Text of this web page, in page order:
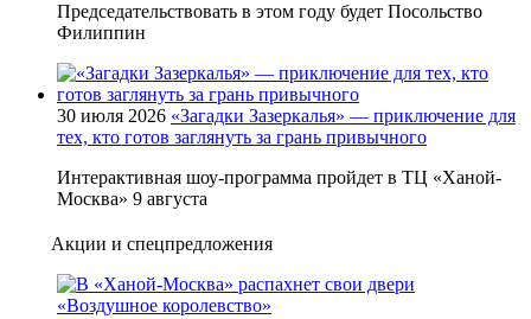
Председательствовать в этом году будет Посольство
Филиппин
30 июля 2026 «Загадки Зазеркалья» — приключение для
тех, кто готов заглянуть за грань привычного
Интерактивная шоу-программа пройдет в ТЦ «Ханой-
Москва» 9 августа
Акции и спецпредложения